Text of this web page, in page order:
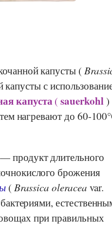
капусты (
капусты с
капуста(sauerkohl)
нагревают до 60-
продукт длительного
брожения
(Brassica oleracea var.
при правильных